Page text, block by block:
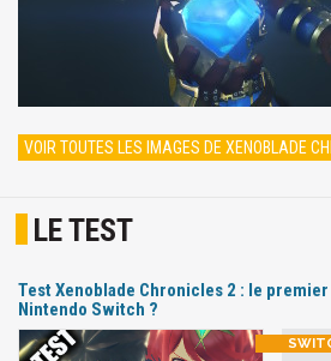
VOIR TOUTES LES IMAGES DE XENOBLADE
LE TEST
Test Xenoblade Chronicles 2 : le premier
Nintendo Switch ?